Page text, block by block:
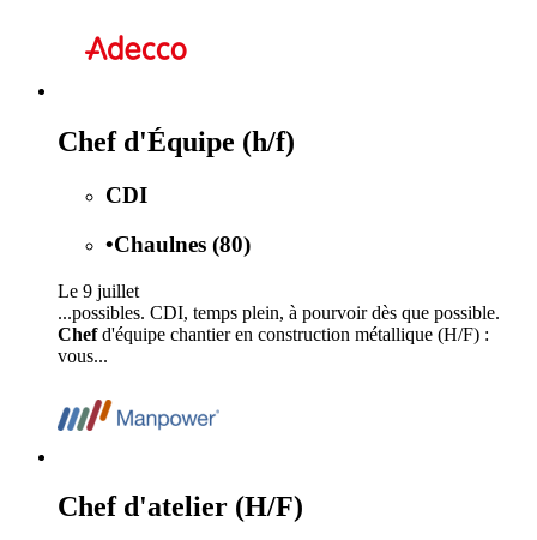
Chef d'Équipe (h/f)
CDI
•Chaulnes (80)
Le 9 juillet
...possibles. CDI, temps plein, à pourvoir dès que possible.
Chefd'équipe chantier en construction métallique (H/F) :
vous...
Chef d'atelier (H/F)